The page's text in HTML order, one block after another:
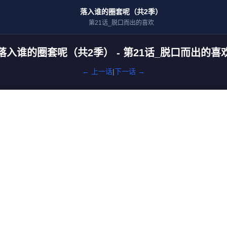
落入谁的圈套呢（共2季）
第21话_脱口而出的喜欢
入谁的圈套呢（共2季） - 第21话_脱口而出的喜
← 上一话|下一话 →